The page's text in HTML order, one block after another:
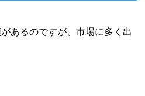
あるのですが、市場に多く出